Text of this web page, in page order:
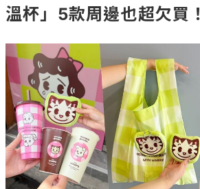
溫杯」5款周邊也超欠買！